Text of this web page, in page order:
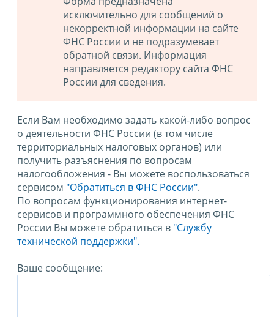
исключительно для сообщений о
некорректной информации на сайте
ФНС России и не подразумевает
обратной связи. Информация
направляется редактору сайта ФНС
России для сведения.
Если Вам необходимо задать какой-либо вопрос
о деятельности ФНС России (в том числе
территориальных налоговых органов) или
получить разъяснения по вопросам
налогообложения - Вы можете воспользоваться
сервисом "Обратиться в ФНС России".
По вопросам функционирования интернет-
сервисов и программного обеспечения ФНС
России Вы можете обратиться в "Службу
технической поддержки".
Ваше сообщение: